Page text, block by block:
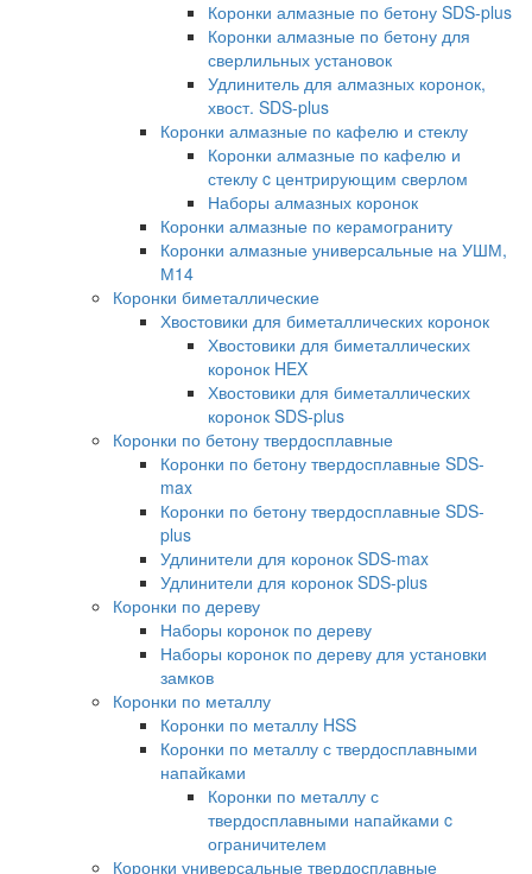
Коронки алмазные по бетону SDS-plus
Коронки алмазные по бетону для
сверлильных установок
Удлинитель для алмазных коронок,
хвост. SDS-plus
Коронки алмазные по кафелю и стеклу
Коронки алмазные по кафелю и
стеклу c центрирующим сверлом
Наборы алмазных коронок
Коронки алмазные по керамограниту
Коронки алмазные универсальные на УШМ,
М14
Коронки биметаллические
Хвостовики для биметаллических коронок
Хвостовики для биметаллических
коронок HEX
Хвостовики для биметаллических
коронок SDS-plus
Коронки по бетону твердосплавные
Коронки по бетону твердосплавные SDS-
max
Коронки по бетону твердосплавные SDS-
plus
Удлинители для коронок SDS-max
Удлинители для коронок SDS-plus
Коронки по дереву
Наборы коронок по дереву
Наборы коронок по дереву для установки
замков
Коронки по металлу
Коронки по металлу HSS
Коронки по металлу с твердосплавными
напайками
Коронки по металлу с
твердосплавными напайками c
ограничителем
Коронки универсальные твердосплавные